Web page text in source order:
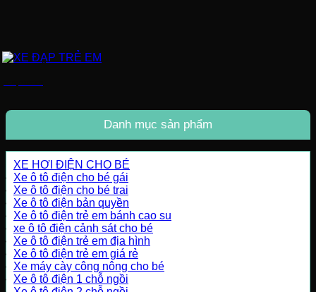
Danh mục sản phẩm
XE HƠI ĐIỆN CHO BÉ
Xe ô tô điện cho bé gái
Xe ô tô điện cho bé trai
Xe ô tô điện bản quyền
Xe ô tô điện trẻ em bánh cao su
xe ô tô điện cảnh sát cho bé
Xe ô tô điện trẻ em địa hình
Xe ô tô điện trẻ em giá rẻ
Xe máy cày công nông cho bé
Xe ô tô điện 1 chỗ ngồi